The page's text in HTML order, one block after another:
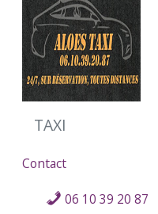
TAXI
Contact
06 10 39 20 87